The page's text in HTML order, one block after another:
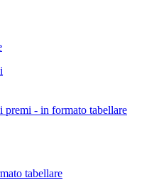
premi - in formato tabellare
tabellare